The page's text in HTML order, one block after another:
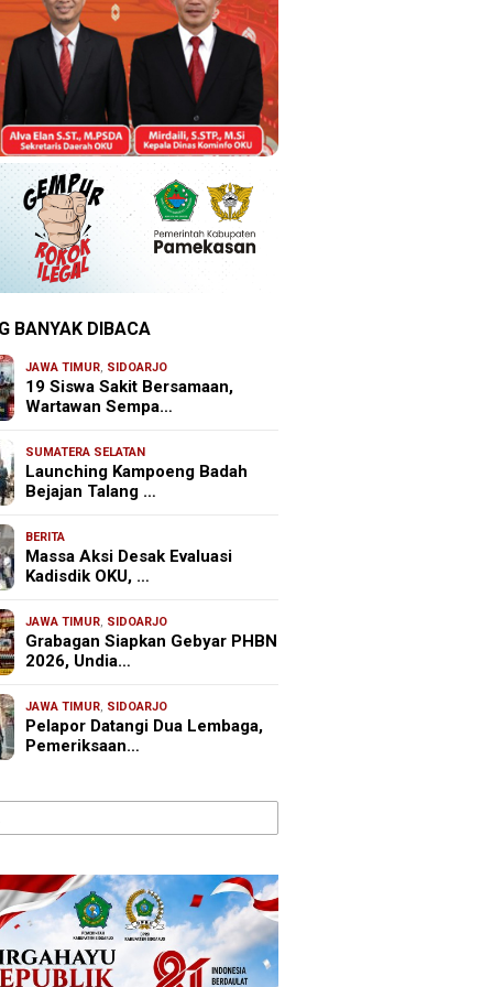
BANYAK DIBACA
JAWA TIMUR, SIDOARJO
19 Siswa Sakit Bersamaan,
Wartawan Sempa…
SUMATERA SELATAN
Launching Kampoeng Badah
Bejajan Talang …
BERITA
Massa Aksi Desak Evaluasi
Kadisdik OKU, …
JAWA TIMUR, SIDOARJO
Grabagan Siapkan Gebyar PHBN
2026, Undia…
JAWA TIMUR, SIDOARJO
Pelapor Datangi Dua Lembaga,
Pemeriksaan…